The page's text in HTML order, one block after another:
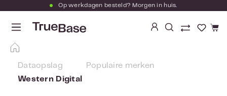
Ga naar de hoofdinhoud
Op werkdagen besteld? Morgen in huis.
Je
Dataopslag
Populaire merken
Western Digital